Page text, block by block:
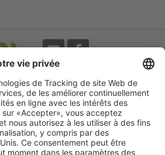
A propos
Mentions légales
CGV
Protection des données
Garantie
Déclaration